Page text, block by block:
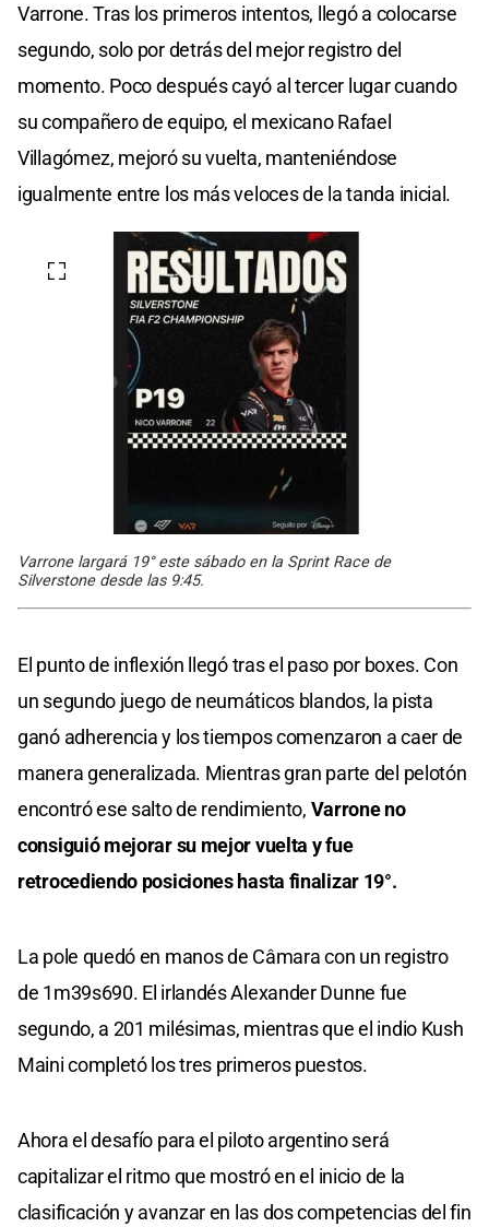
Varrone. Tras los primeros intentos, llegó a colocarse
segundo, solo por detrás del mejor registro del
momento. Poco después cayó al tercer lugar cuando
su compañero de equipo, el mexicano Rafael
Villagómez, mejoró su vuelta, manteniéndose
igualmente entre los más veloces de la tanda inicial.
Varrone largará 19° este sábado en la Sprint Race de
Silverstone desde las 9:45.
El punto de inflexión llegó tras el paso por boxes. Con
un segundo juego de neumáticos blandos, la pista
ganó adherencia y los tiempos comenzaron a caer de
manera generalizada. Mientras gran parte del pelotón
encontró ese salto de rendimiento, Varrone no
consiguió mejorar su mejor vuelta y fue
retrocediendo posiciones hasta finalizar 19°.
La pole quedó en manos de Câmara con un registro
de 1m39s690. El irlandés Alexander Dunne fue
segundo, a 201 milésimas, mientras que el indio Kush
Maini completó los tres primeros puestos.
Ahora el desafío para el piloto argentino será
capitalizar el ritmo que mostró en el inicio de la
clasificación y avanzar en las dos competencias del fin